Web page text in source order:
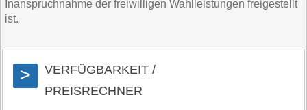
Inanspruchnahme der freiwilligen Wahlleistungen freigestellt
ist.
>
VERFÜGBARKEIT /
PREISRECHNER